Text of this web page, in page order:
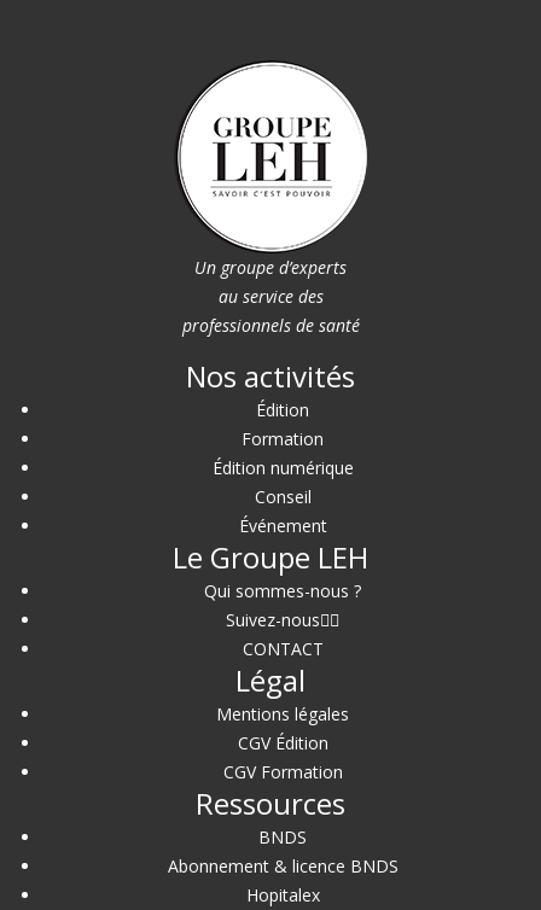
Un groupe d’experts
au service des
professionnels de santé
Nos activités
Édition
Formation
Édition numérique
Conseil
Événement
Le Groupe LEH
Qui sommes-nous ?
Suivez-nous
CONTACT
Légal
Mentions légales
CGV Édition
CGV Formation
Ressources
BNDS
Abonnement & licence BNDS
Hopitalex